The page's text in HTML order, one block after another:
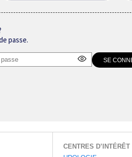
passe.
CENTRES D’INTÉRÊT